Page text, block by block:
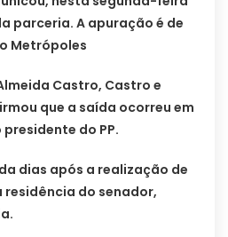
parceria. A apuração é de
Metrópoles
Castro, Castro e
que a saída ocorreu em
do PP.
dias após a realização de
residência do senador,